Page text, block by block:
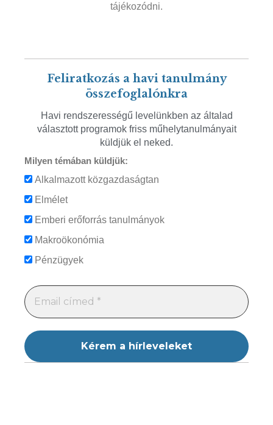
tájékozódni.
Feliratkozás a havi tanulmány
összefoglalónkra
Havi rendszerességű levelünkben az általad
választott programok friss műhelytanulmányait
küldjük el neked.
Milyen témában küldjük:
Alkalmazott közgazdaságtan
Elmélet
Emberi erőforrás tanulmányok
Makroökonómia
Pénzügyek